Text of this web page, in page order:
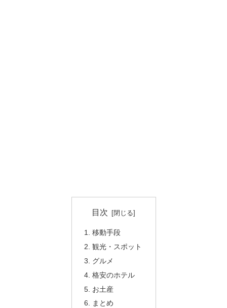
目次
移動手段
観光・スポット
グルメ
格安のホテル
お土産
まとめ